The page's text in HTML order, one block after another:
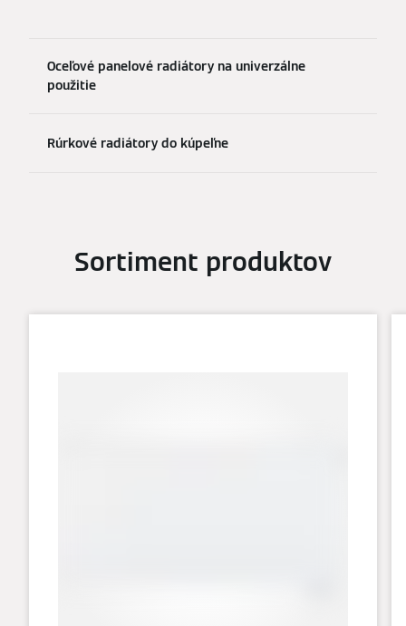
Oceľové panelové radiátory na univerzálne
použitie
Rúrkové radiátory do kúpeľne
Sortiment produktov